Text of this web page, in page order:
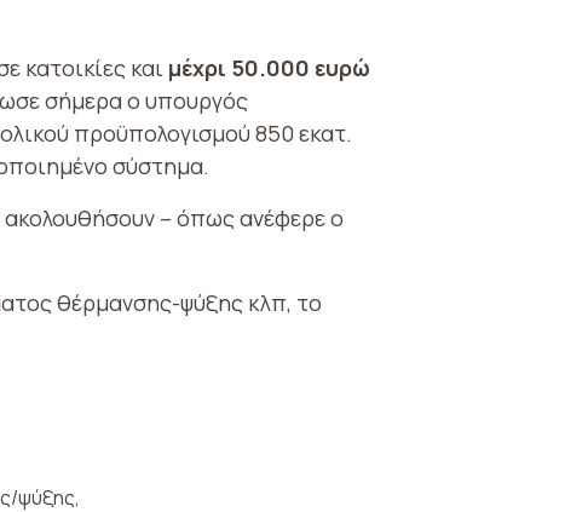
κατοικίες και μέχρι 50.000 ευρώ
σήμερα ο υπουργός
προϋπολογισμού 850 εκατ.
σύστημα.
– όπως ανέφερε ο
θέρμανσης-ψύξης κλπ, το
ψύξης,